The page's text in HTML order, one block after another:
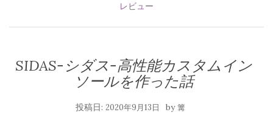
レビュー
SIDAS-シダス-高性能カスタムイン
ソールを作った話
投稿日: 2020年9月13日 by篝